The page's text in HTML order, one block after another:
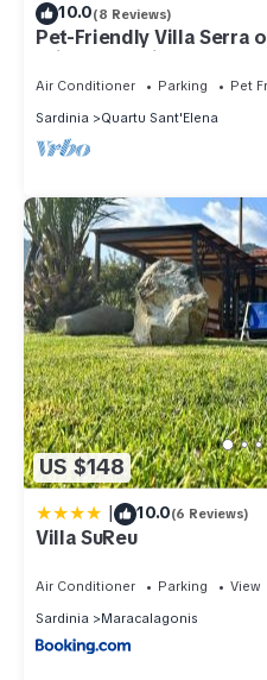
10.0(8 Reviews)
Pet-Friendly Villa Serra
Private Tennis Court
Air Conditioner Parking
Pet
Sardinia
Quartu Sant'Elena
US $148
| 10.0(6 Reviews)
Villa SuReu
Air Conditioner Parking
View
Sardinia
Maracalagonis